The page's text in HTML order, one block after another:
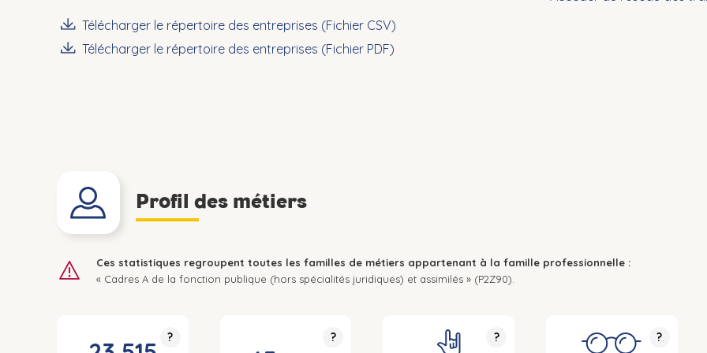
Télécharger le répertoire des entreprises (Fichier CSV)
Télécharger le répertoire des entreprises (Fichier PDF)
Profil des métiers
Ces statistiques regroupent toutes les familles de métiers appartenant à la famille professionnelle :
« Cadres A de la fonction publique (hors spécialités juridiques) et assimilés » (P2Z90).
? ? ? ?